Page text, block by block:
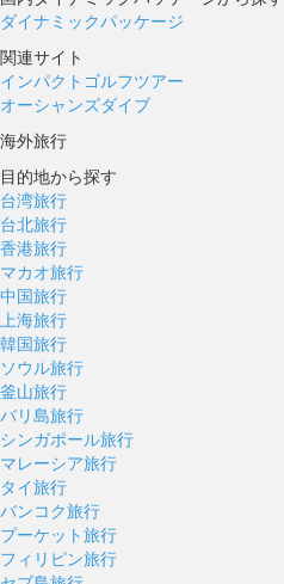
ダイナミックパッケージ
関連サイト
インパクトゴルフツアー
オーシャンズダイブ
海外旅行
目的地から探す
台湾旅行
台北旅行
香港旅行
マカオ旅行
中国旅行
上海旅行
韓国旅行
ソウル旅行
釜山旅行
バリ島旅行
シンガポール旅行
マレーシア旅行
タイ旅行
バンコク旅行
プーケット旅行
フィリピン旅行